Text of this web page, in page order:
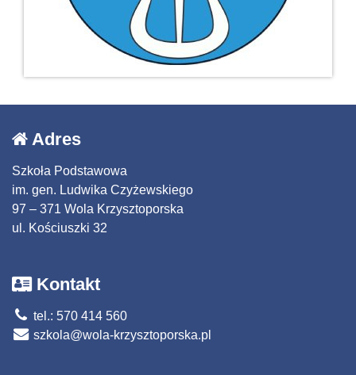
Adres
Szkoła Podstawowa
im. gen. Ludwika Czyżewskiego
97 – 371 Wola Krzysztoporska
ul. Kościuszki 32
Kontakt
tel.: 570 414 560
szkola@wola-krzysztoporska.pl